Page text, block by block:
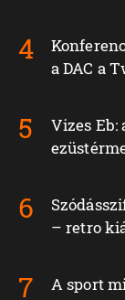
a DAC a
Vizes
– retro
A sport